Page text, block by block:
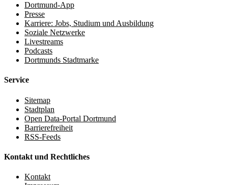
Dortmund-App
Presse
Karriere: Jobs, Studium und Ausbildung
Soziale Netzwerke
Livestreams
Podcasts
Dortmunds Stadtmarke
Service
Sitemap
Stadtplan
Open Data-Portal Dortmund
Barrierefreiheit
RSS-Feeds
Kontakt und Rechtliches
Kontakt